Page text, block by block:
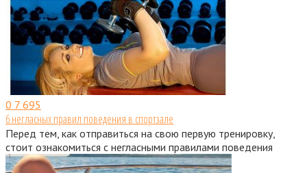
0 7 695
6 негласных правил поведения в спортзале
Перед тем, как отправиться на свою первую тренировку,
стоит ознакомиться с негласными правилами поведения